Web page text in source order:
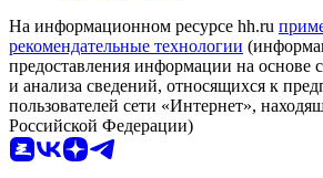
На информационном ресурсе hh.ru
рекомендательные технологии
предоставления информации на основе
и анализа сведений, относящихся к
пользователей сети «Интернет»,
Российской Федерации)